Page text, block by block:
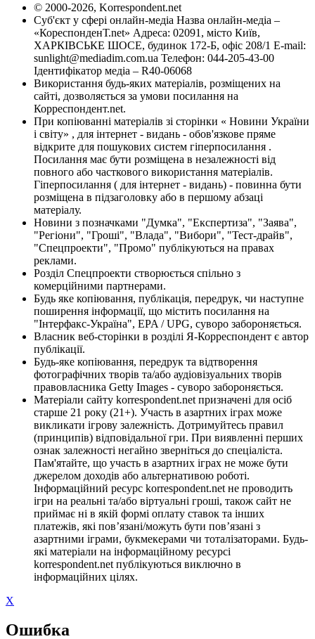
© 2000-2026, Korrespondent.net
Суб'єкт у сфері онлайн-медіа Назва онлайн-медіа –
«КореспонденТ.net» Адреса: 02091, місто Київ,
ХАРКІВСЬКЕ ШОСЕ, будинок 172-Б, офіс 208/1 E-mail:
sunlight@mediadim.com.ua Телефон: 044-205-43-00
Ідентифікатор медіа – R40-06068
Використання будь-яких матеріалів, розміщених на
сайті, дозволяється за умови посилання на
Корреспондент.net.
При копіюванні матеріалів зі сторінки « Новини України
і світу» , для інтернет - видань - обов'язкове пряме
відкрите для пошукових систем гіперпосилання .
Посилання має бути розміщена в незалежності від
повного або часткового використання матеріалів.
Гіперпосилання ( для інтернет - видань) - повинна бути
розміщена в підзаголовку або в першому абзаці
матеріалу.
Новини з позначками "Думка", "Експертиза", "Заява",
"Регіони", "Гроші", "Влада", "Вибори", "Тест-драйв",
"Спецпроекти", "Промо" публікуються на правах
реклами.
Розділ Спецпроекти створюється спільно з
комерційними партнерами.
Будь яке копіювання, публікація, передрук, чи наступне
поширення інформації, що містить посилання на
"Інтерфакс-Україна", EPA / UPG, суворо забороняється.
Власник веб-сторінки в розділі Я-Корреспондент є автор
публікації.
Будь-яке копіювання, передрук та відтворення
фотографічних творів та/або аудіовізуальних творів
правовласника Getty Images - суворо забороняється.
Матеріали сайту korrespondent.net призначені для осіб
старше 21 року (21+). Участь в азартних іграх може
викликати ігрову залежність. Дотримуйтесь правил
(принципів) відповідальної гри. При виявленні перших
ознак залежності негайно зверніться до спеціаліста.
Пам'ятайте, що участь в азартних іграх не може бути
джерелом доходів або альтернативою роботі.
Інформаційний ресурс korrespondent.net не проводить
ігри на реальні та/або віртуальні гроші, також сайт не
приймає ні в якій формі оплату ставок та інших
платежів, які пов’язані/можуть бути пов’язані з
азартними іграми, букмекерами чи тоталізаторами. Будь-
які матеріали на інформаційному ресурсі
korrespondent.net публікуються виключно в
інформаційних цілях.
X
Ошибка